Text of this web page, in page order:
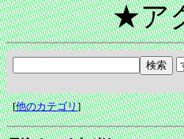
★ア
[他のカテゴリ]